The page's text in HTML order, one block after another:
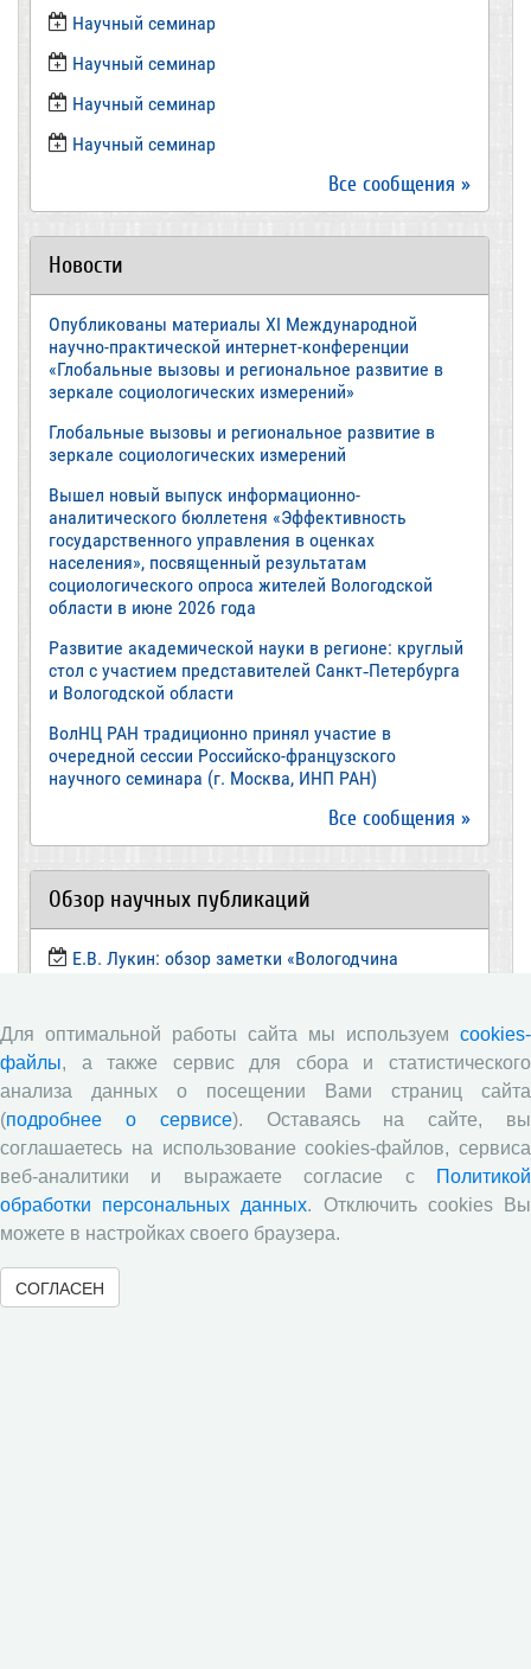
​Научный семинар
​Научный семинар
Научный семинар
​Научный семинар
Все сообщения »
Новости
Опубликованы материалы XI Международной
научно-практической интернет-конференции
«Глобальные вызовы и региональное развитие в
зеркале социологических измерений»
Глобальные вызовы и региональное развитие в
зеркале социологических измерений
Вышел новый выпуск информационно-
аналитического бюллетеня «Эффективность
государственного управления в оценках
населения», посвященный результатам
социологического опроса жителей Вологодской
области в июне 2026 года
Развитие академической науки в регионе: круглый
стол с участием представителей Санкт‑Петербурга
и Вологодской области
ВолНЦ РАН традиционно принял участие в
очередной сессии Российско-французского
научного семинара (г. Москва, ИНП РАН)
Все сообщения »
Обзор научных публикаций
Е.В. Лукин: обзор заметки «Вологодчина
июля, 2018 г.
Экспертное мнение А.И. Поваровой: обзор
статьи «Регионам хватит денег», газета «Известия»,
№88, 2018 г.
В.Н. Барсуков: обзор статьи «Повышение
пенсионного возраста: позитивные эффекты и
вероятные риски», журнал «Экономическая
политика» №1, 2018 г.
«Агро 24» переводит пищевую цепочку в онлайн»,
журнал «Эксперт», №8, 2018 г.
Для оптимальной работы сайта мы используем cookies-
файлы, а также сервис для сбора и статистического
анализа данных о посещении Вами страниц сайта
(подробнее о сервисе). Оставаясь на сайте, вы
соглашаетесь на использование cookies-файлов, сервиса
веб-аналитики и выражаете согласие с
Политикой
обработки персональных данных. Отключить cookies Вы
можете в настройках своего браузера.
СОГЛАСЕН